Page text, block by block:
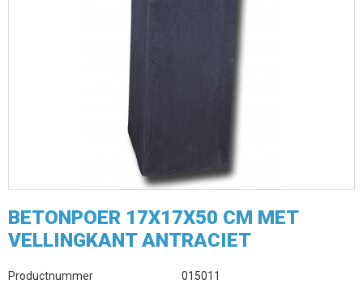
BETONPOER 17X17X50 CM MET
VELLINGKANT ANTRACIET
Productnummer 015011